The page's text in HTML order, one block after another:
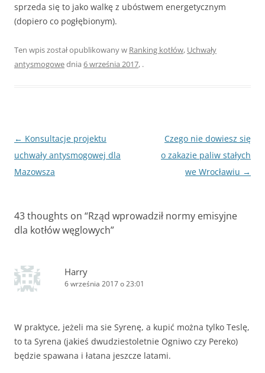
sprzeda się to jako walkę z ubóstwem energetycznym
(dopiero co pogłębionym).
Ten wpis został opublikowany w Ranking kotłów, Uchwały
antysmogowednia 6 września 2017, .
Zobacz
wpisy
← Konsultacje projektu
uchwały antysmogowej dla
Mazowsza
Czego nie dowiesz się
o zakazie paliw stałych
we Wrocławiu →
43 thoughts on “Rząd wprowadził normy emisyjne
dla kotłów węglowych”
Harry
6 września 2017 o 23:01
W praktyce, jeżeli ma sie Syrenę, a kupić można tylko Teslę,
to ta Syrena (jakieś dwudziestoletnie Ogniwo czy Pereko)
będzie spawana i łatana jeszcze latami.